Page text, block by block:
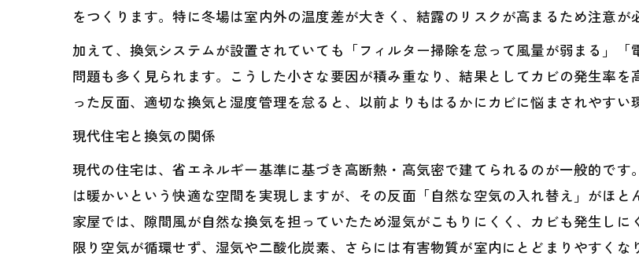
をつくります。特に冬場は室内外の温度差が大きく、結露のリスクが高まるため注意が
加えて、換気システムが設置されていても「フィルター掃除を怠って風量が弱まる」
問題も多く見られます。こうした小さな要因が積み重なり、結果としてカビの発生率
った反面、適切な換気と湿度管理を怠ると、以前よりもはるかにカビに悩まされやすい
現代住宅と換気の関係
現代の住宅は、省エネルギー基準に基づき高断熱・高気密で建てられるのが一般的で
は暖かいという快適な空間を実現しますが、その反面「自然な空気の入れ替え」がほ
家屋では、隙間風が自然な換気を担っていたため湿気がこもりにくく、カビも発生し
限り空気が循環せず、湿気や二酸化炭素、さらには有害物質が室内にとどまりやすくな